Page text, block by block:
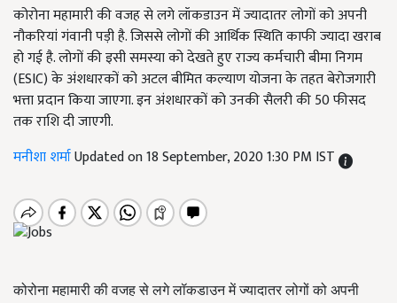
कोरोना महामारी की वजह से लगे लॉकडाउन में ज्यादातर लोगों को अपनी
नौकरियां गंवानी पड़ी है. जिससे लोगों की आर्थिक स्थिति काफी ज्यादा खराब
हो गई है. लोगों की इसी समस्या को देखते हुए राज्य कर्मचारी बीमा निगम
(ESIC) के अंशधारकों को अटल बीमित कल्याण योजना के तहत बेरोजगारी
भत्ता प्रदान किया जाएगा. इन अंशधारकों को उनकी सैलरी की 50 फीसद
तक राशि दी जाएगी.
मनीशा शर्माUpdated on 18 September, 2020 1:30 PM IST
कोरोनामहामारीकीवजहसेलगेलॉकडाउनमेंज्यादातरलोगोंकोअपनी